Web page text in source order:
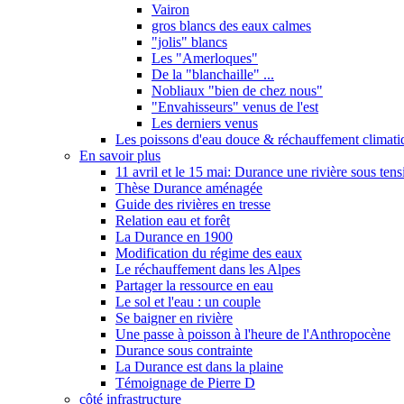
Vairon
gros blancs des eaux calmes
"jolis" blancs
Les "Amerloques"
De la "blanchaille" ...
Nobliaux "bien de chez nous"
"Envahisseurs" venus de l'est
Les derniers venus
Les poissons d'eau douce & réchauffement
En savoir plus
11 avril et le 15 mai: Durance une rivière sous
Thèse Durance aménagée
Guide des rivières en tresse
Relation eau et forêt
La Durance en 1900
Modification du régime des eaux
Le réchauffement dans les Alpes
Partager la ressource en eau
Le sol et l'eau : un couple
Se baigner en rivière
Une passe à poisson à l'heure de l'Anthropocène
Durance sous contrainte
La Durance est dans la plaine
Témoignage de Pierre D
côté infrastructure